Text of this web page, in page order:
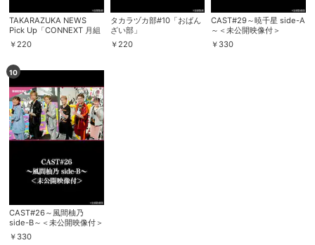
TAKARAZUKA NEWS
Pick Up「CONNEXT 月組
鳳月杏×七城雅」
￥ 220
タカラヅカ部#10「おばん
ざい部」
￥ 220
CAST#29～暁千星 side-A
～＜未公開映像付＞
￥ 330
10
CAST#26～風間柚乃
side-B～＜未公開映像付＞
￥ 330